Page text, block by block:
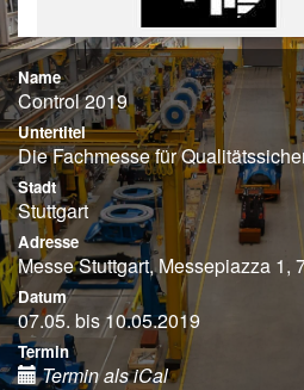
Name
Control 2019
Untertitel
Die Fachmesse für
Stadt
Stuttgart
Adresse
Messe Stuttgart, Messepiazza 1,
Datum
07.05. bis 10.05.2019
Termin
Termin als iCal